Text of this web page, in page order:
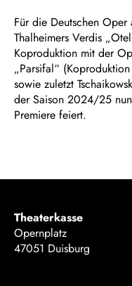
Für die Deutschen Oper
Thalheimers Verdis
Koproduktion mit der
„Parsifal“
sowie zuletzt
der Saison 2024/25
Premiere feiert.
Theaterkasse
Opernplatz
47051 Duisburg